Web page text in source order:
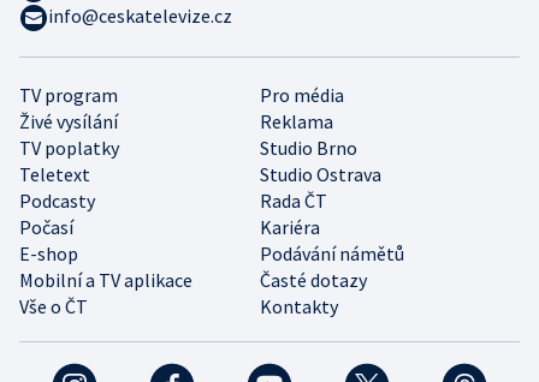
TV program
Pro média
Živé vysílání
Reklama
TV poplatky
Studio Brno
Teletext
Studio Ostrava
Podcasty
Rada ČT
Počasí
Kariéra
E-shop
Podávání námětů
Mobilní a TV aplikace
Časté dotazy
Vše o ČT
Kontakty
info@ceskatelevize.cz